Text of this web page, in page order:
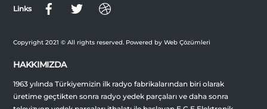
Links
Copyright 2021 © All rights reserved. Powered by Web Çözümleri
HAKKIMIZDA
1963 yılında Türkiyemizin ilk radyo fabrikalarından biri olarak
üretime geçtikten sonra radyo yedek parçaları ve daha sonra